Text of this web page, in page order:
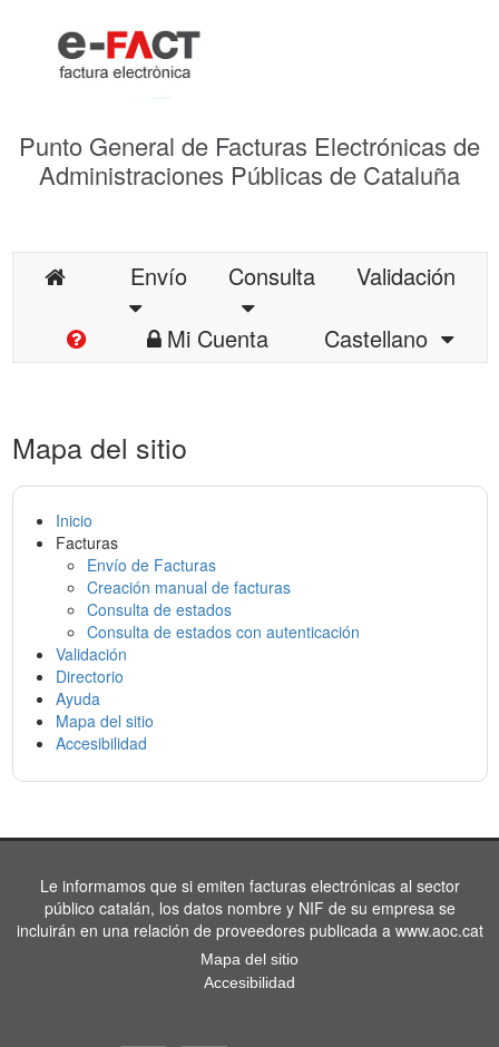
Punto General de Facturas Electrónicas de
Administraciones Públicas de Cataluña
Envío Consulta
Validación
Mi Cuenta
Castellano
Mapa del sitio
Inicio
Facturas
Envío de Facturas
Creación manual de facturas
Consulta de estados
Consulta de estados con autenticación
Validación
Directorio
Ayuda
Mapa del sitio
Accesibilidad
Le informamos que si emiten facturas electrónicas al sector
público catalán, los datos nombre y NIF de su empresa se
incluirán en una relación de proveedores publicada a www.aoc.cat
Mapa del sitio
Accesibilidad